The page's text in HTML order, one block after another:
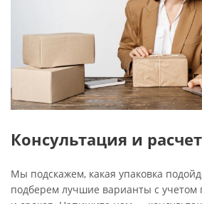
Консультация и расчет
Мы подскажем, какая упаковка
подберем лучшие варианты с учетом